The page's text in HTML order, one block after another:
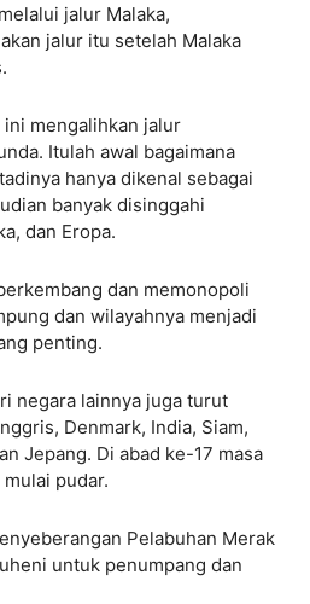
jalur Malaka,
jalur itu setelah Malaka
mengalihkan jalur
Itulah awal bagaimana
hanya dikenal sebagai
banyak disinggahi
dan Eropa.
dan memonopoli
dan wilayahnya menjadi
penting.
negara lainnya juga turut
Denmark, India, Siam,
Jepang. Di abad ke-17 masa
pudar.
Pelabuhan Merak
untuk penumpang dan